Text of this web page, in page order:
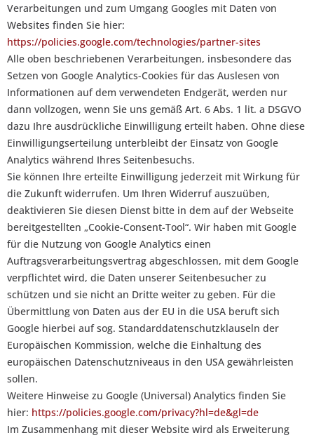
Verarbeitungen und zum Umgang Googles mit Daten von
Websites finden Sie hier:
https://policies.google.com/technologies/partner-sites
Alle oben beschriebenen Verarbeitungen, insbesondere das
Setzen von Google Analytics-Cookies für das Auslesen von
Informationen auf dem verwendeten Endgerät, werden nur
dann vollzogen, wenn Sie uns gemäß Art. 6 Abs. 1 lit. a DSGVO
dazu Ihre ausdrückliche Einwilligung erteilt haben. Ohne diese
Einwilligungserteilung unterbleibt der Einsatz von Google
Analytics während Ihres Seitenbesuchs.
Sie können Ihre erteilte Einwilligung jederzeit mit Wirkung für
die Zukunft widerrufen. Um Ihren Widerruf auszuüben,
deaktivieren Sie diesen Dienst bitte in dem auf der Webseite
bereitgestellten „Cookie-Consent-Tool“. Wir haben mit Google
für die Nutzung von Google Analytics einen
Auftragsverarbeitungsvertrag abgeschlossen, mit dem Google
verpflichtet wird, die Daten unserer Seitenbesucher zu
schützen und sie nicht an Dritte weiter zu geben. Für die
Übermittlung von Daten aus der EU in die USA beruft sich
Google hierbei auf sog. Standarddatenschutzklauseln der
Europäischen Kommission, welche die Einhaltung des
europäischen Datenschutzniveaus in den USA gewährleisten
sollen.
Weitere Hinweise zu Google (Universal) Analytics finden Sie
hier: https://policies.google.com/privacy?hl=de&gl=de
Im Zusammenhang mit dieser Website wird als Erweiterung